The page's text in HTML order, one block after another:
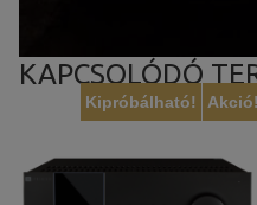
KAPCSOLÓDÓ
Akció!
Kipróbálható!